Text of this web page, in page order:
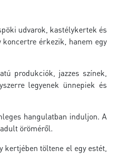
udvarok, kastélykertek és
érkezik, hanem egy
produkciók, jazzes színek,
legyenek ünnepiek és
hangulatban induljon. A
öröméről.
kertjében töltene el egy estét,